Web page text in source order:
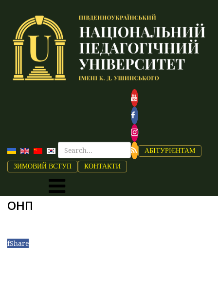
АБІТУРІЄНТАМ
ЗИМОВИЙ ВСТУП КОНТАКТИ
ОНП
fShare